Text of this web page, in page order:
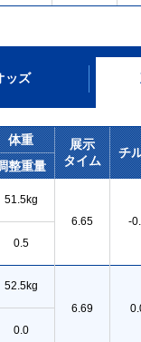
ッズ
体重
展示
タイム
チ
整重量
51.5kg
6.65
-
0.5
52.5kg
6.69
0.0